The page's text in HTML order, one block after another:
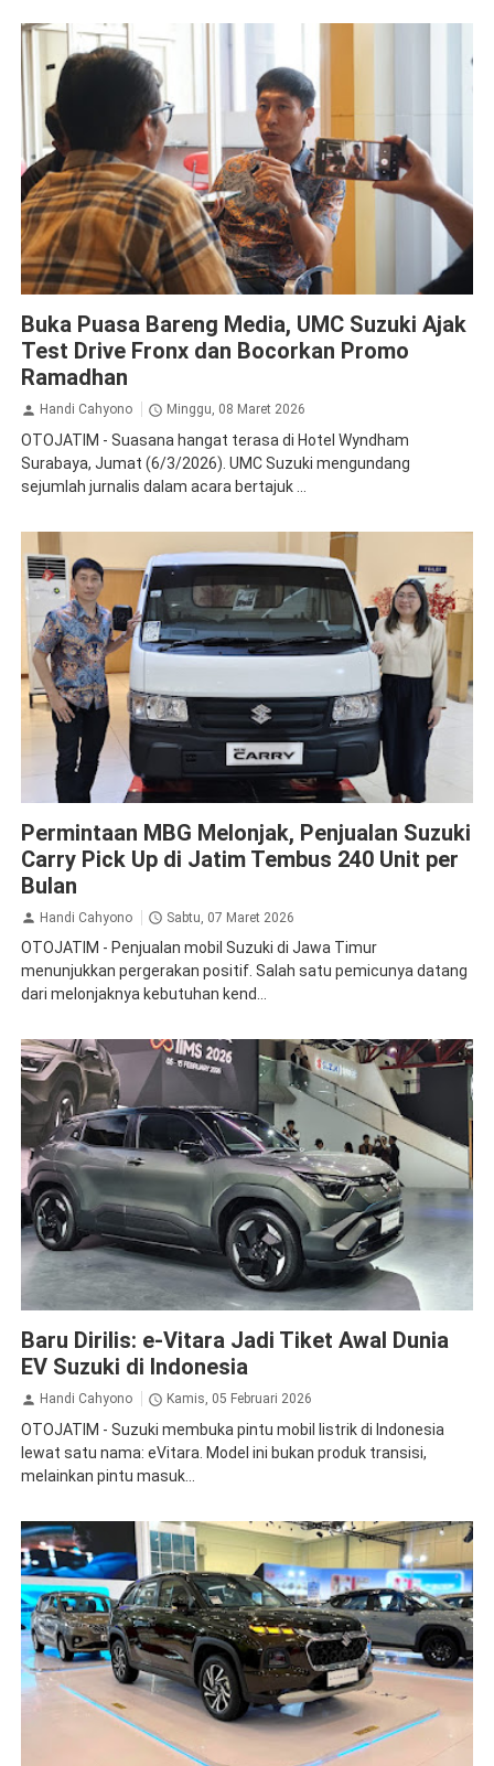
Buka Puasa Bareng Media, UMC Suzuki Ajak
Test Drive Fronx dan Bocorkan Promo
Ramadhan
Handi Cahyono Minggu, 08 Maret 2026
OTOJATIM - Suasana hangat terasa di Hotel Wyndham
Surabaya, Jumat (6/3/2026). UMC Suzuki mengundang
sejumlah jurnalis dalam acara bertajuk ...
Permintaan MBG Melonjak, Penjualan Suzuki
Carry Pick Up di Jatim Tembus 240 Unit per
Bulan
Handi Cahyono Sabtu, 07 Maret 2026
OTOJATIM - Penjualan mobil Suzuki di Jawa Timur
menunjukkan pergerakan positif. Salah satu pemicunya datang
dari melonjaknya kebutuhan kend...
Baru Dirilis: e-Vitara Jadi Tiket Awal Dunia
EV Suzuki di Indonesia
Handi Cahyono Kamis, 05 Februari 2026
OTOJATIM - Suzuki membuka pintu mobil listrik di Indonesia
lewat satu nama: eVitara. Model ini bukan produk transisi,
melainkan pintu masuk...